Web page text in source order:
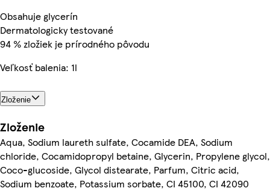
Obsahuje glycerín
Dermatologicky testované
94 % zložiek je prírodného pôvodu
Veľkosť balenia: 1l
Zloženie
Zloženie
Aqua, Sodium laureth sulfate, Cocamide DEA, Sodium
chloride, Cocamidopropyl betaine, Glycerin, Propylene glycol,
Coco-glucoside, Glycol distearate, Parfum, Citric acid,
Sodium benzoate, Potassium sorbate, CI 45100, CI 42090